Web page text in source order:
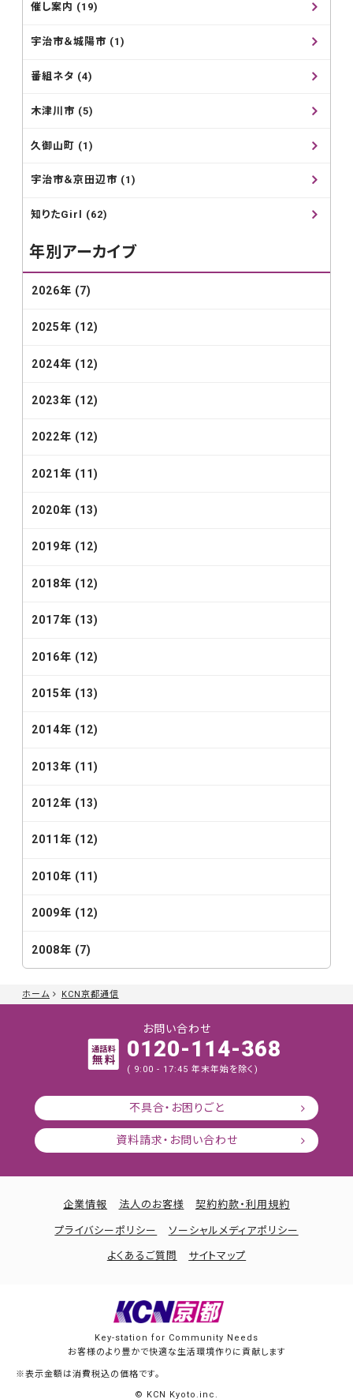
ホーム KCN京都通信
催し案内 (19)
宇治市＆城陽市 (1)
番組ネタ (4)
木津川市 (5)
久御山町 (1)
宇治市＆京田辺市 (1)
知りたGirl (62)
年別アーカイブ
2026年 (7)
2025年 (12)
2024年 (12)
2023年 (12)
2022年 (12)
2021年 (11)
2020年 (13)
2019年 (12)
2018年 (12)
2017年 (13)
2016年 (12)
2015年 (13)
2014年 (12)
2013年 (11)
2012年 (13)
2011年 (12)
2010年 (11)
2009年 (12)
2008年 (7)
お問い合わせ
0120-114-368
( 9:00 - 17:45 年末年始を除く)
不具合・お困りごと
資料請求・お問い合わせ
企業情報 法人のお客様 契約約款・利用規約
プライバシーポリシー ソーシャルメディアポリシー
よくあるご質問 サイトマップ
Key-station for Community Needs
お客様のより豊かで快適な生活環境作りに貢献します
※表示金額は消費税込の価格です。
© KCN Kyoto.inc.